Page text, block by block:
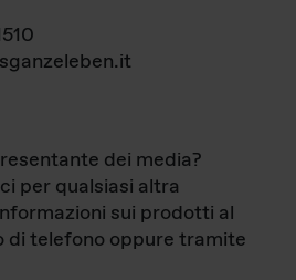
dei media?
per qualsiasi altra
sui prodotti al
di telefono oppure tramite